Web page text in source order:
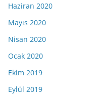
Haziran 2020
Mayıs 2020
Nisan 2020
Ocak 2020
Ekim 2019
Eylül 2019